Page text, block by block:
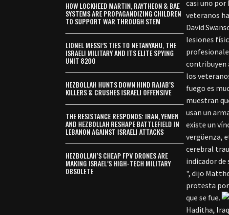
casi uno por
veteranos
David
lesiones
contribuyen
los
fuego es
muestran
usan un
existe un
vergüenza,
cerebral
indicador
", dijo
protesta
que se fue.
Haditha,
HOW LOCKHEED MARTIN, RAYTHEON & BAE
SYSTEMS ARE PROPAGANDIZING CHILDREN
TO SUPPORT WAR THROUGH STEM
LIONEL MESSI’S TIES TO NETANYAHU, THE
ISRAELI MILITARY AND ITS ELITE SPYING
UNIT 8200
HEZBOLLAH HUNTS DOWN HIND RAJAB’S
KILLERS & CRUSHES ISRAELI OFFENSIVE
THE RESISTANCE RESPONDS: IRAN, YEMEN
AND HEZBOLLAH RESHAPE BATTLEFIELD IN
LEBANON AGAINST ISRAELI ATTACKS
HEZBOLLAH’S CHEAP FPV DRONES ARE
MAKING ISRAEL’S HIGH-TECH MILITARY
OBSOLETE